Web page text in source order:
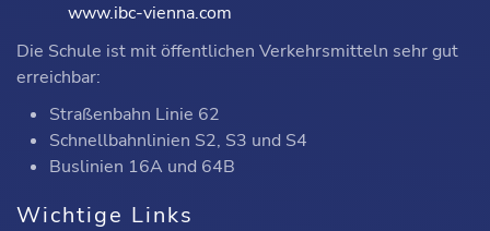
www.ibc-vienna.com
Die Schule ist mit öffentlichen Verkehrsmitteln sehr gut
erreichbar:
Straßenbahn Linie 62
Schnellbahnlinien S2, S3 und S4
Buslinien 16A und 64B
Wichtige Links